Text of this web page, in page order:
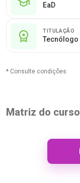
EaD
TITULAÇÃO
Tecnólogo
* Consulte condições
Matriz do curso